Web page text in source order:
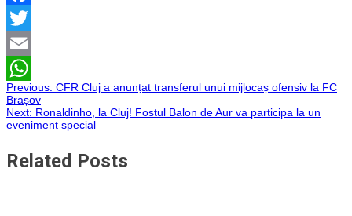
Facebook
Twitter
Email
WhatsApp
Navigare
în
articole
Previous: CFR Cluj a anunțat transferul unui mijlocaș ofensiv la FC
Brașov
Next: Ronaldinho, la Cluj! Fostul Balon de Aur va participa la un
eveniment special
Related Posts